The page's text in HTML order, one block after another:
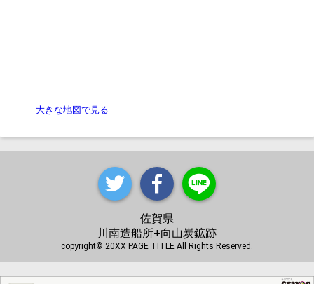
大きな地図で見る
佐賀県
川南造船所+向山炭鉱跡
copyright© 20XX PAGE TITLE All Rights Reserved.